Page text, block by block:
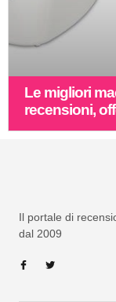
Le migliori
recensioni,
Il portale di
dal 2009